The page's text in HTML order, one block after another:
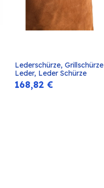
In den
Warenkorb
Lederschürze, Grillschürze
Leder, Leder Schürze
168,82€